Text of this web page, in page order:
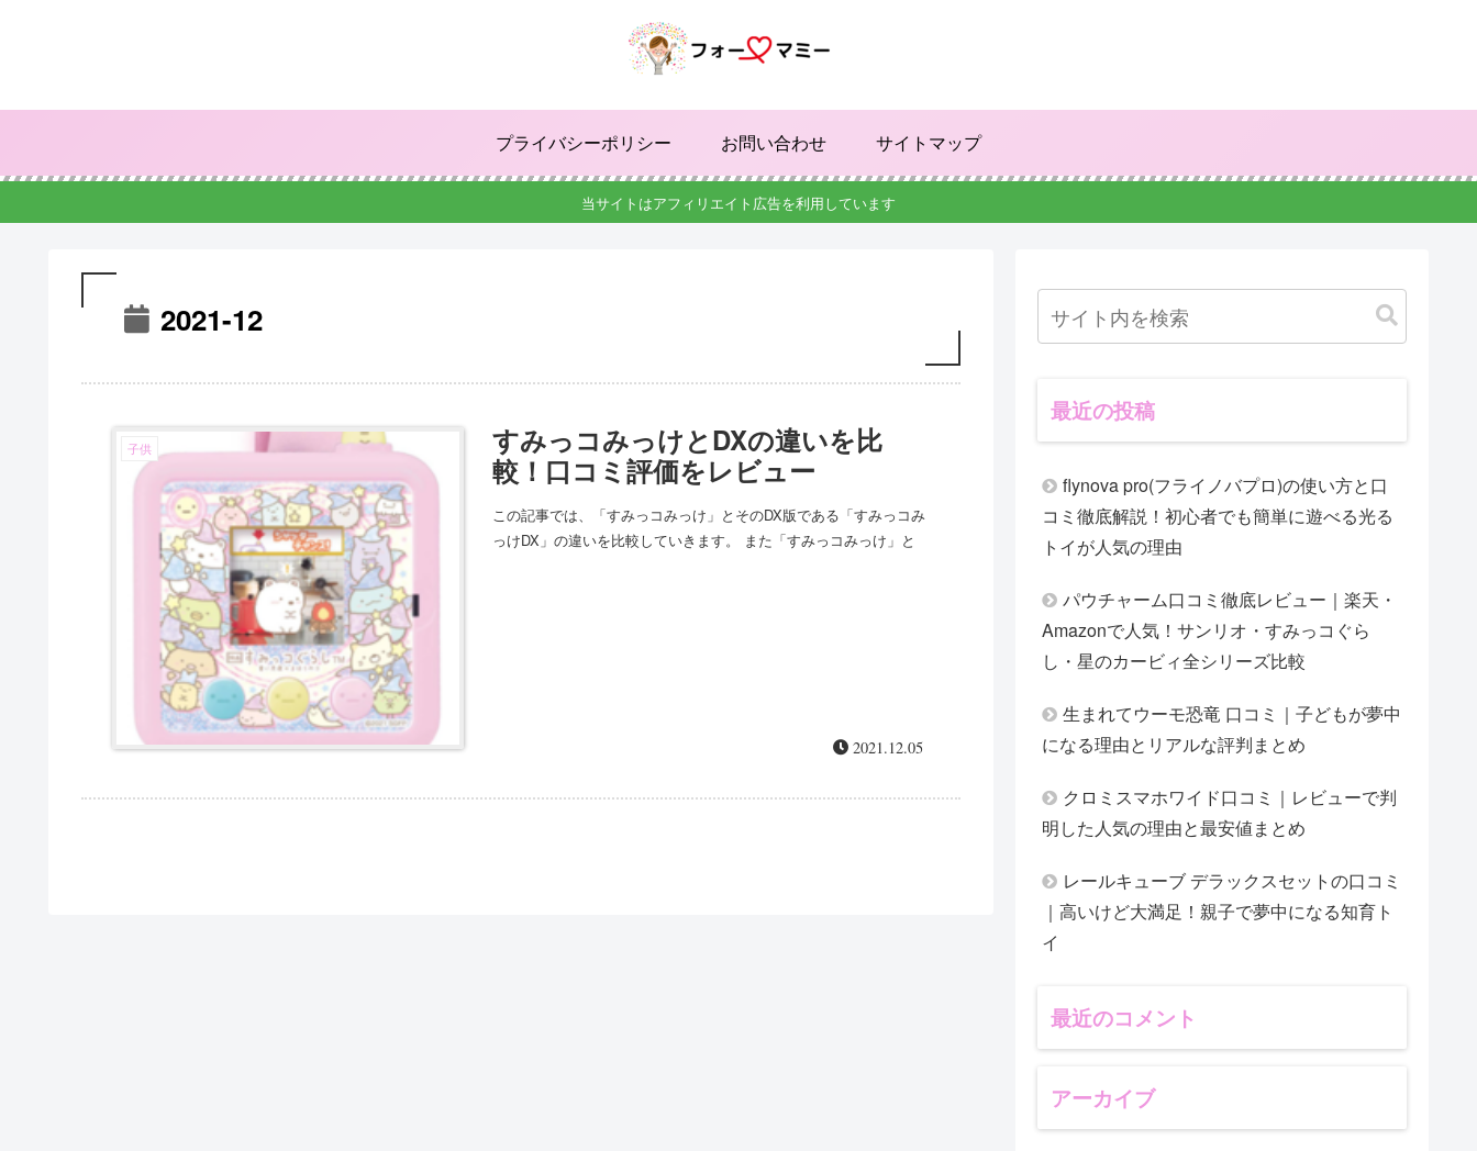
プライバシーポリシー お問い合わせ サイトマップ
当サイトはアフィリエイト広告を利用しています
2021-12
子供
すみっコみっけとDXの違いを比
較！口コミ評価をレビュー
この記事では、「すみっコみっけ」とそのDX版である「すみっコみ
っけDX」の違いを比較していきます。 また「すみっコみっけ」と
2021.12.05
最近の投稿
flynova pro(フライノバプロ)の使い方と口
コミ徹底解説！初心者でも簡単に遊べる光る
トイが人気の理由
パウチャーム口コミ徹底レビュー｜楽天・
Amazonで人気！サンリオ・すみっコぐら
し・星のカービィ全シリーズ比較
生まれてウーモ恐竜 口コミ｜子どもが夢中
になる理由とリアルな評判まとめ
クロミスマホワイド口コミ｜レビューで判
明した人気の理由と最安値まとめ
レールキューブ デラックスセットの口コミ
｜高いけど大満足！親子で夢中になる知育ト
イ
最近のコメント
アーカイブ